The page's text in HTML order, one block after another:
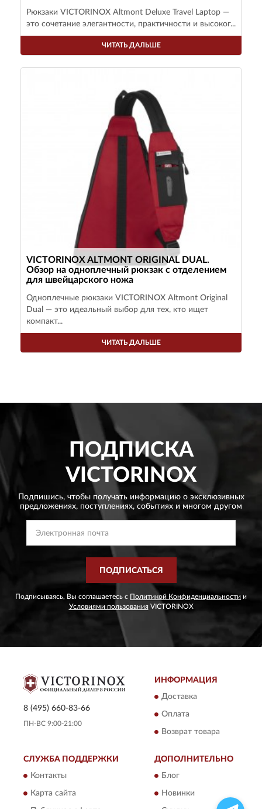
Рюкзаки VICTORINOX Altmont Deluxe Travel Laptop —
это сочетание элегантности, практичности и высоког...
ЧИТАТЬ ДАЛЬШЕ
VICTORINOX ALTMONT ORIGINAL DUAL.
Обзор на одноплечный рюкзак с отделением
для швейцарского ножа
Одноплечные рюкзаки VICTORINOX Altmont Original
Dual — это идеальный выбор для тех, кто ищет
компакт...
ЧИТАТЬ ДАЛЬШЕ
ПОДПИСКА
VICTORINOX
Подпишись, чтобы получать информацию о эксклюзивных
предложениях, поступлениях, событиях и многом другом
ПОДПИСАТЬСЯ
Подписываясь, Вы соглашаетесь с Политикой Конфиденциальности и
Условиями пользованияVICTORINOX
8 (495) 660-83-66
ПН-ВС 9:00-21:00
ИНФОРМАЦИЯ
Доставка
Оплата
Возврат товара
СЛУЖБА ПОДДЕРЖКИ
Контакты
Карта сайта
ДОПОЛНИТЕЛЬНО
Блог
Новинки